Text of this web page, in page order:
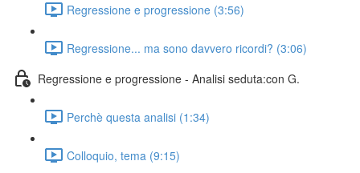
Regressione e progressione (3:56)
Regressione... ma sono davvero ricordi? (3:06)
Regressione e progressione - Analisi seduta:con G.
Perchè questa analisi (1:34)
Colloquio, tema (9:15)